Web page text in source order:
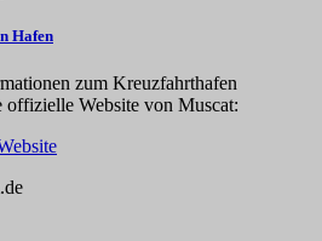
Hafen
zum Kreuzfahrthafen
offizielle Website von Muscat: